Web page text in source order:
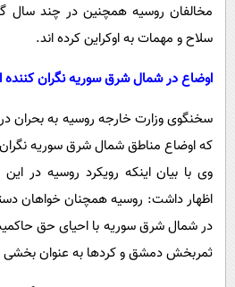
مخالفان روسیه همچنین در چند سال
سلاح و مهمات به اوکراین کرده اند.
اوضاع در شمال شرق سوریه نگران
سخنگوی وزارت خارجه روسیه به بحران
که اوضاع مناطق شمال شرق سوریه
وی با بیان اینکه رویکرد روسیه در
اظهار داشت: روسیه همچنان خواهان
در شمال شرق سوریه با احیای حق
ثمربخش دمشق و کردها به عنوان بخشی